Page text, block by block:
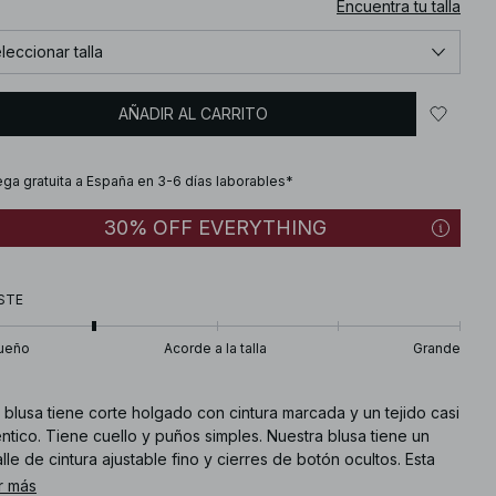
Encuentra tu talla
talla
AÑADIR AL CARRITO
gratuita a España en 3-6 días laborables*
30% OFF EVERYTHING
Acorde a la talla Grande
blusa tiene corte holgado con cintura marcada y un tejido casi
Tiene cuello y puños simples. Nuestra blusa tiene un
de cintura ajustable fino y cierres de botón ocultos. Esta
está disponible en negro.
más